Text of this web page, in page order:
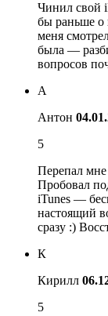
Чинил свой
бы раньше о
меня
была —
вопросов
А
Антон
5
Перепал мне
Пробовал
iTunes —
настоящий
сразу :)
К
Кирилл
5